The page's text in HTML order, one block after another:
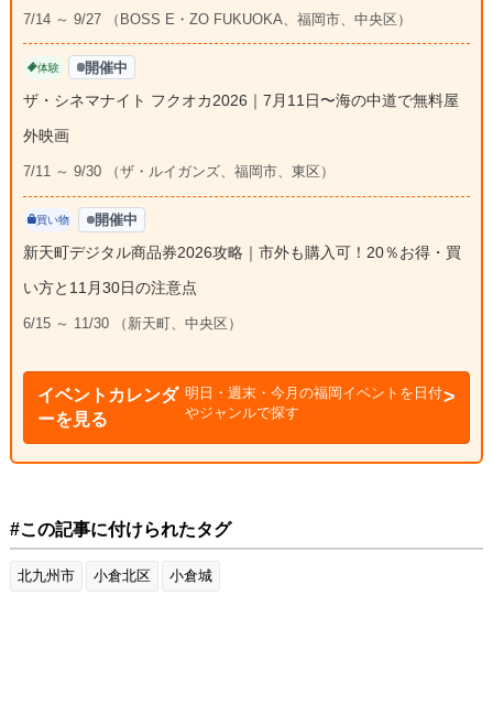
7/14 ～ 9/27 （BOSS E・ZO FUKUOKA、福岡市、中央区）
体験 開催中
ザ・シネマナイト フクオカ2026｜7月11日〜海の中道で無料屋
外映画
7/11 ～ 9/30 （ザ・ルイガンズ、福岡市、東区）
買い物 開催中
新天町デジタル商品券2026攻略｜市外も購入可！20％お得・買
い方と11月30日の注意点
6/15 ～ 11/30 （新天町、中央区）
イベントカレンダ
ーを見る
明日・週末・今月の福岡イベントを日付
やジャンルで探す
#この記事に付けられたタグ
北九州市 小倉北区 小倉城